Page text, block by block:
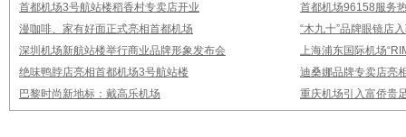
首都机场3号航站楼稻香村专卖店开业
首都机场96158服务
漫咖啡、家有好面正式亮相首都机场
“木九十”品牌眼镜店
深圳机场新航站楼举行商业品牌形象发布会
上海浦东国际机场
绝味鸭脖店亮相首都机场3号航站楼
迪桑娜品牌专卖店亮
巴黎时尚新地标：戴高乐机场
重庆机场引入富侨贵